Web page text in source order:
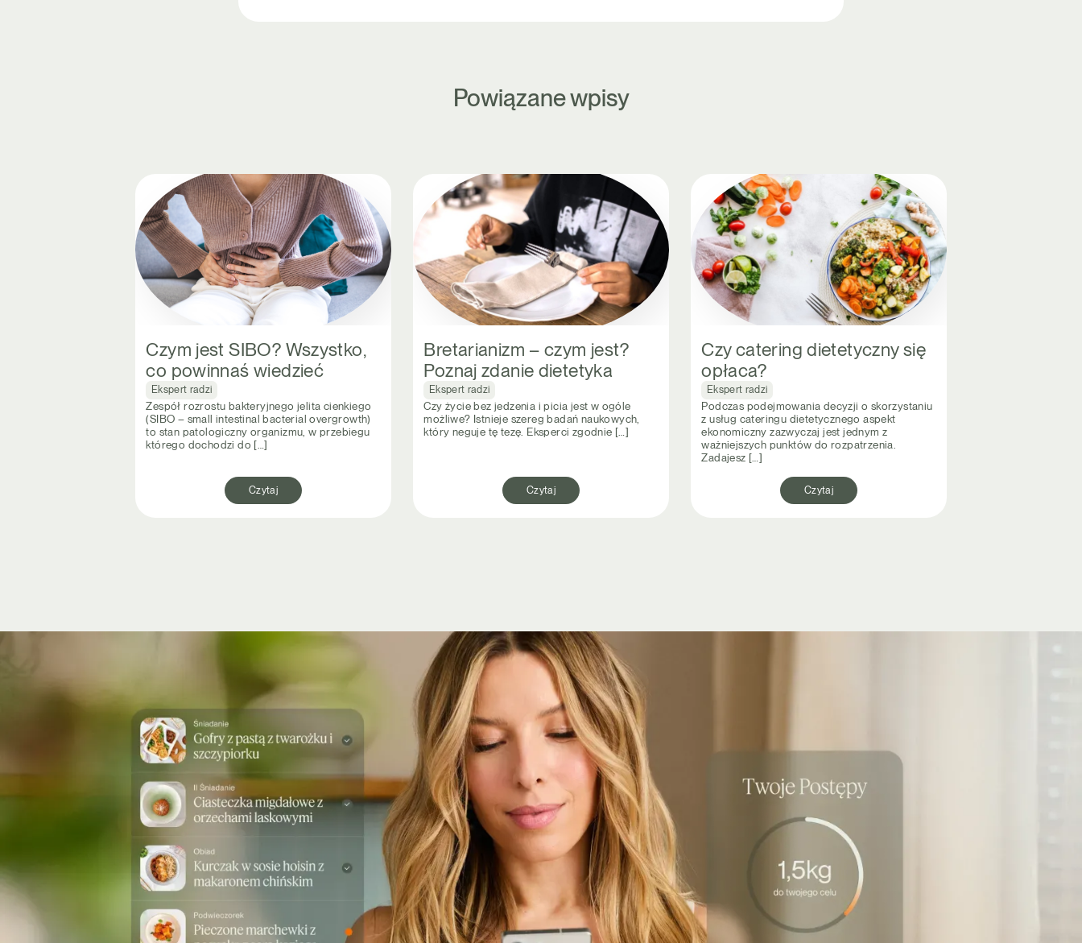
Powiązane wpisy
Czym jest SIBO? Wszystko,
co powinnaś wiedzieć
Ekspert radzi
Zespół rozrostu bakteryjnego jelita cienkiego
(SIBO – small intestinal bacterial overgrowth)
to stan patologiczny organizmu, w przebiegu
którego dochodzi do […]
Czytaj
Bretarianizm – czym jest?
Poznaj zdanie dietetyka
Ekspert radzi
Czy życie bez jedzenia i picia jest w ogóle
możliwe? Istnieje szereg badań naukowych,
który neguje tę tezę. Eksperci zgodnie […]
Czytaj
Czy catering dietetyczny się
opłaca?
Ekspert radzi
Podczas podejmowania decyzji o skorzystaniu
z usług cateringu dietetycznego aspekt
ekonomiczny zazwyczaj jest jednym z
ważniejszych punktów do rozpatrzenia.
Zadajesz […]
Czytaj